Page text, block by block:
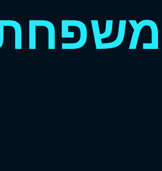
משפחת